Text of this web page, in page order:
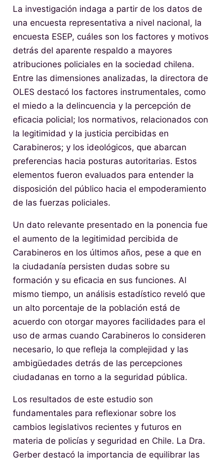
La investigación indaga a partir de los datos de
una encuesta representativa a nivel nacional, la
encuesta ESEP, cuáles son los factores y motivos
detrás del aparente respaldo a mayores
atribuciones policiales en la sociedad chilena.
Entre las dimensiones analizadas, la directora de
OLES destacó los factores instrumentales, como
el miedo a la delincuencia y la percepción de
eficacia policial; los normativos, relacionados con
la legitimidad y la justicia percibidas en
Carabineros; y los ideológicos, que abarcan
preferencias hacia posturas autoritarias. Estos
elementos fueron evaluados para entender la
disposición del público hacia el empoderamiento
de las fuerzas policiales.
Un dato relevante presentado en la ponencia fue
el aumento de la legitimidad percibida de
Carabineros en los últimos años, pese a que en
la ciudadanía persisten dudas sobre su
formación y su eficacia en sus funciones. Al
mismo tiempo, un análisis estadístico reveló que
un alto porcentaje de la población está de
acuerdo con otorgar mayores facilidades para el
uso de armas cuando Carabineros lo consideren
necesario, lo que refleja la complejidad y las
ambigüedades detrás de las percepciones
ciudadanas en torno a la seguridad pública.
Los resultados de este estudio son
fundamentales para reflexionar sobre los
cambios legislativos recientes y futuros en
materia de policías y seguridad en Chile. La Dra.
Gerber destacó la importancia de equilibrar las